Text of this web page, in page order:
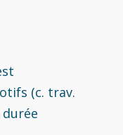
(c. trav.